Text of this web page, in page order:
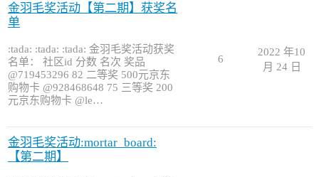
金羽毛奖活动【第二期】获奖名
单
:tada: :tada: :tada: 金羽毛奖活动获奖
名单： 社区id 分数 名次 奖品
@719453296 82 二等奖 500元京东
购物卡 @928468648 75 三等奖 200
元京东购物卡 @le…
6
2022 年10
月 24 日
金羽毛奖活动:mortar_board:
【第二期】